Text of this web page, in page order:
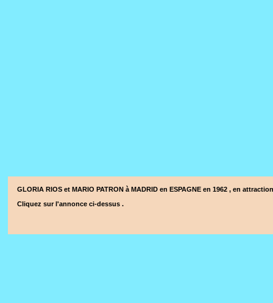
GLORIA RIOS et MARIO PATRON à MADRID en ESPAGNE en 1962 , en
Cliquez sur l'annonce ci-dessus .